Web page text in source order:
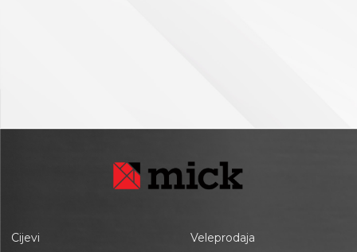
Cijevi
Veleprodaja